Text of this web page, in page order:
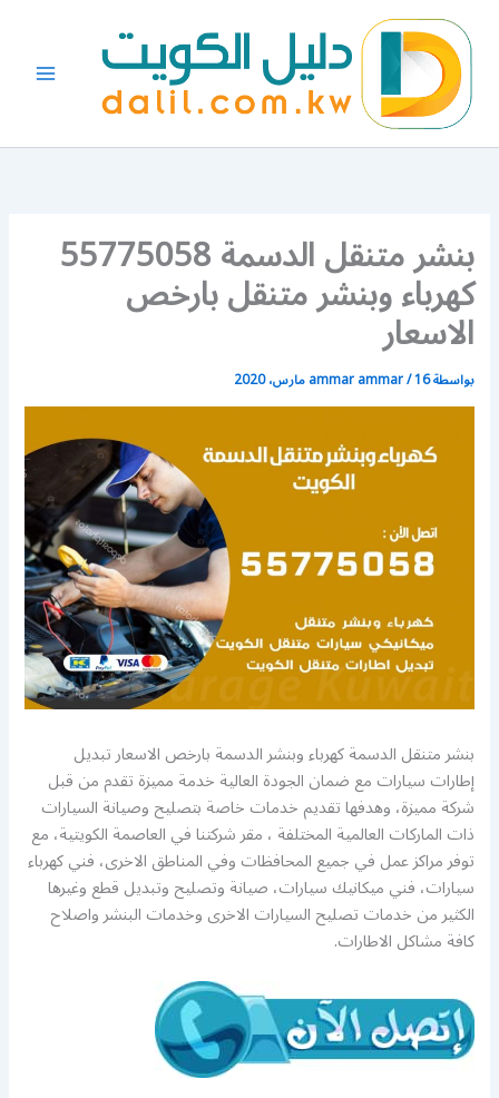
المحتوى
بنشر متنقل الدسمة 55775058
كهرباء وبنشر متنقل بارخص
الاسعار
بواسطة ammar ammar/16 مارس، 2020
بنشر متنقل الدسمة كهرباء وبنشر الدسمة بارخص الاسعار تبديل
إطارات سيارات مع ضمان الجودة العالية خدمة مميزة تقدم من قبل
شركة مميزة، وهدفها تقديم خدمات خاصة بتصليح وصيانة السيارات
ذات الماركات العالمية المختلفة ، مقر شركتنا في العاصمة الكويتية، مع
توفر مراكز عمل في جميع المحافظات وفي المناطق الاخرى، فني كهرباء
سيارات، فني ميكانيك سيارات، صيانة وتصليح وتبديل قطع وغيرها
الكثير من خدمات تصليح السيارات الاخرى وخدمات البنشر واصلاح
كافة مشاكل الاطارات.